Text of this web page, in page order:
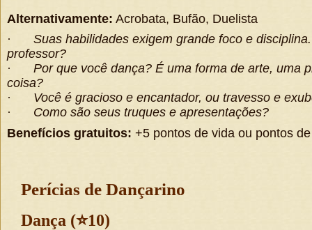
Alternativamente: Acrobata, Bufão, Duelista
·
Suas habilidades exigem grande foco e
professor?
·
Por que você dança? É uma forma de arte, uma
coisa?
·
Você é gracioso e encantador, ou travesso e
·
Como são seus truques e apresentações?
Benefícios gratuitos: +5 pontos de vida ou pontos
Perícias de Dançarino
Dança (⭐10)